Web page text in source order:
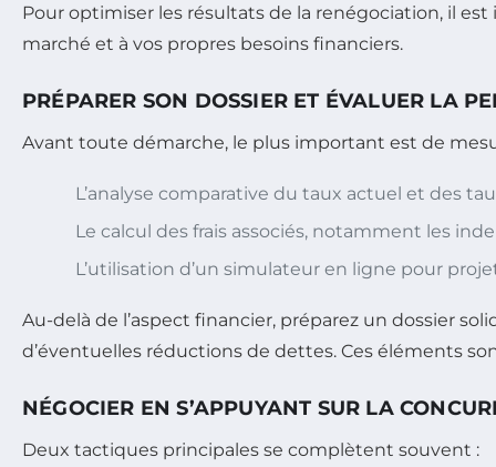
Pour optimiser les résultats de la renégociation, il
marché et à vos propres besoins financiers.
PRÉPARER SON DOSSIER ET ÉVALUER LA
Avant toute démarche, le plus important est de
L’analyse comparative du taux actuel et des
Le calcul des frais associés, notamment les
L’utilisation d’un simulateur en ligne pour
Au-delà de l’aspect financier, préparez un dossier
d’éventuelles réductions de dettes. Ces éléments
NÉGOCIER EN S’APPUYANT SUR LA
Deux tactiques principales se complètent souvent :